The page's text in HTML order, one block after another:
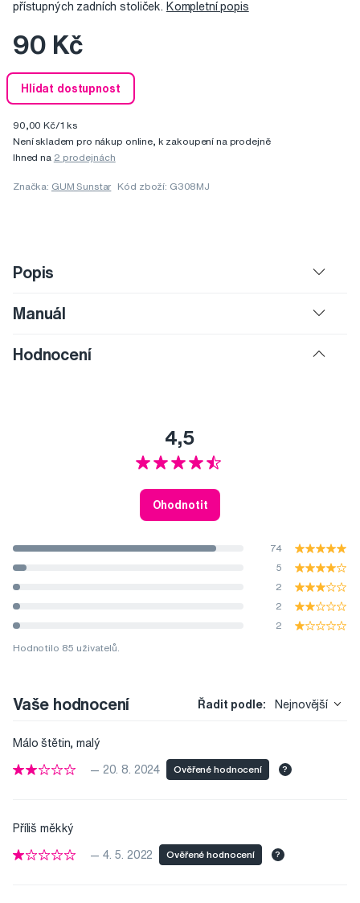
přístupných zadních stoliček. Kompletní popis
90 Kč
Hlídat dostupnost
90,00 Kč/1 ks
Není skladem pro nákup online, k zakoupení na prodejně
Ihned na 2 prodejnách
Značka: GUM Sunstar Kód zboží: G308MJ
Popis
Manuál
Hodnocení
4,5
Ohodnotit
74
5
2
2
2
Hodnotilo 85 uživatelů.
Vaše hodnocení Řadit podle: Nejnovější
Málo štětin, malý
— 20. 8. 2024 Ověřené hodnocení ?
Příliš měkký
— 4. 5. 2022 Ověřené hodnocení ?